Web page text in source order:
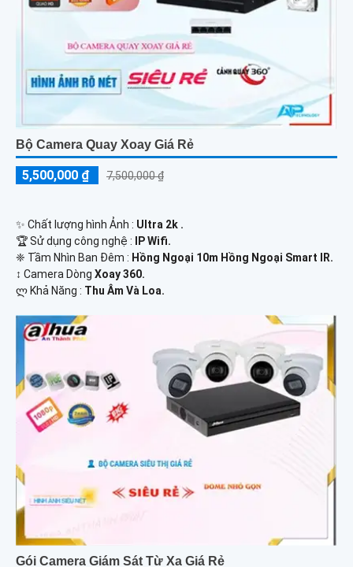
Bộ Camera Quay Xoay Giá Rẻ
5,500,000 ₫ 7,500,000 ₫
✨ Chất lượng hình Ảnh : Ultra 2k .
🏆 Sử dụng công nghệ :
IP Wifi.
❈ Tầm Nhìn Ban Đêm : Hồng Ngoại 10m Hồng Ngoại Smart IR.
↕️ Camera Dòng Xoay 360.
️ლ Khả Năng : Thu Âm Và Loa.
Gói Camera Giám Sát Từ Xa Giá Rẻ